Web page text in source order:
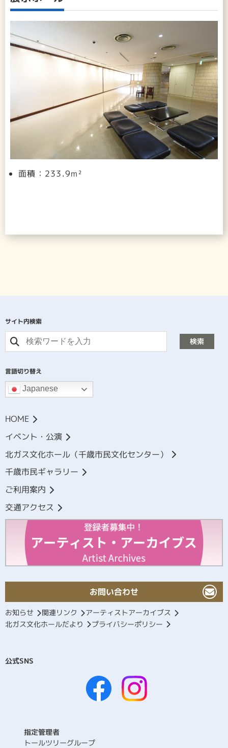
面積：233.9m²
サイト内検索
検索
言語切り替え
Japanese
HOME
イベント・公演
北ガス文化ホール（千歳市民文化センター）
千歳市民ギャラリー
ご利用案内
交通アクセス
お問い合わせ
お知らせ 関連リンク
アーティストアーカイブス
北ガス文化ホールだより
プライバシーポリシー
公式SNS
指定管理者
トールツリーグループ